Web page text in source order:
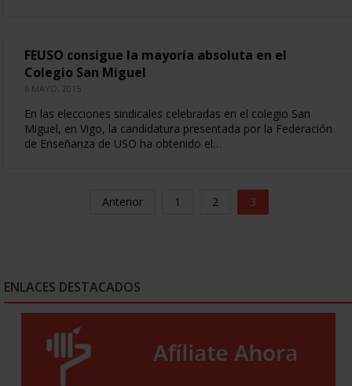
FEUSO consigue la mayoría absoluta en el
Colegio San Miguel
6 MAYO, 2015
En las elecciones sindicales celebradas en el colegio San
Miguel, en Vigo, la candidatura presentada por la Federación
de Enseñanza de USO ha obtenido el…
Anterior 1 2 3
ENLACES DESTACADOS